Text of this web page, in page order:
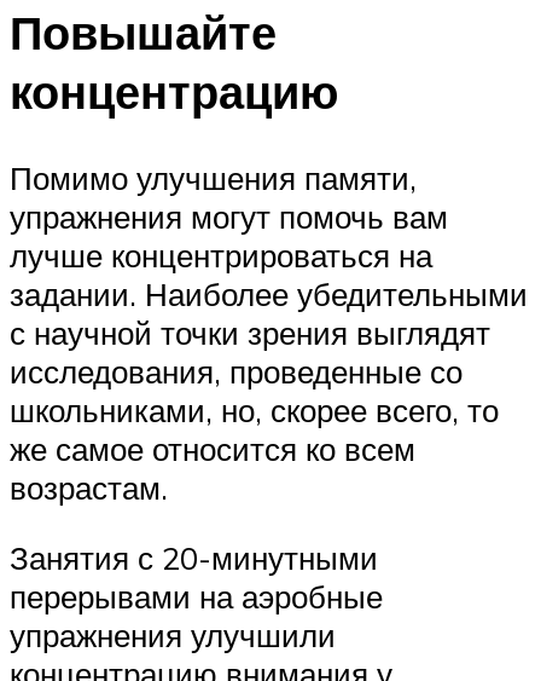
Повышайте
концентрацию
Помимо улучшения памяти,
упражнения могут помочь вам
лучше концентрироваться на
задании. Наиболее убедительными
с научной точки зрения выглядят
исследования, проведенные со
школьниками, но, скорее всего, то
же самое относится ко всем
возрастам.
Занятия с 20-минутными
перерывами на аэробные
упражнения улучшили